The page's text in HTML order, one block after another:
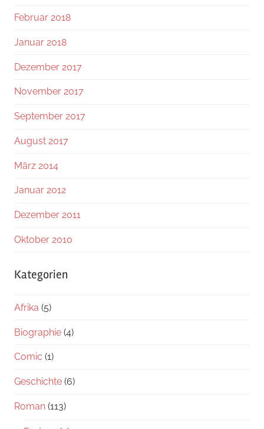
Februar 2018
Januar 2018
Dezember 2017
November 2017
September 2017
August 2017
März 2014
Januar 2012
Dezember 2011
Oktober 2010
Kategorien
Afrika (5)
Biographie (4)
Comic (1)
Geschichte (6)
Roman (113)